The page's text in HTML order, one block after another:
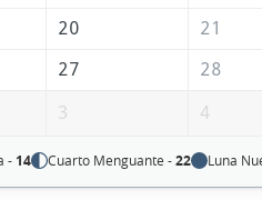
20
21
27
28
3 4
- 14 Cuarto Menguante -22 Luna